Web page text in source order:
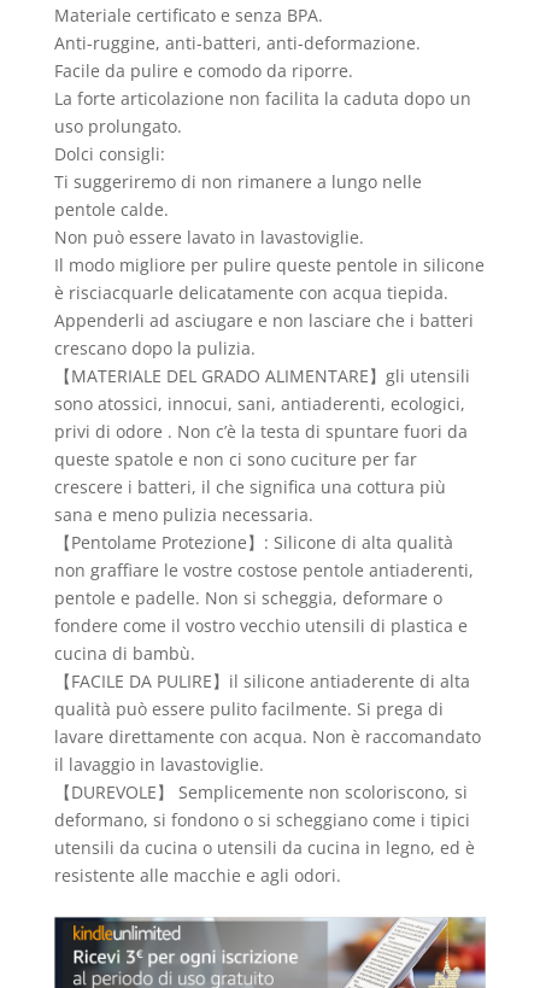
Materiale certificato e senza BPA.
Anti-ruggine, anti-batteri, anti-deformazione.
Facile da pulire e comodo da riporre.
La forte articolazione non facilita la caduta dopo un
uso prolungato.
Dolci consigli:
Ti suggeriremo di non rimanere a lungo nelle
pentole calde.
Non può essere lavato in lavastoviglie.
Il modo migliore per pulire queste pentole in silicone
è risciacquarle delicatamente con acqua tiepida.
Appenderli ad asciugare e non lasciare che i batteri
crescano dopo la pulizia.
【MATERIALE DEL GRADO ALIMENTARE】gli utensili
sono atossici, innocui, sani, antiaderenti, ecologici,
privi di odore . Non c’è la testa di spuntare fuori da
queste spatole e non ci sono cuciture per far
crescere i batteri, il che significa una cottura più
sana e meno pulizia necessaria.
【Pentolame Protezione】: Silicone di alta qualità
non graffiare le vostre costose pentole antiaderenti,
pentole e padelle. Non si scheggia, deformare o
fondere come il vostro vecchio utensili di plastica e
cucina di bambù.
【FACILE DA PULIRE】il silicone antiaderente di alta
qualità può essere pulito facilmente. Si prega di
lavare direttamente con acqua. Non è raccomandato
il lavaggio in lavastoviglie.
【DUREVOLE】 Semplicemente non scoloriscono, si
deformano, si fondono o si scheggiano come i tipici
utensili da cucina o utensili da cucina in legno, ed è
resistente alle macchie e agli odori.